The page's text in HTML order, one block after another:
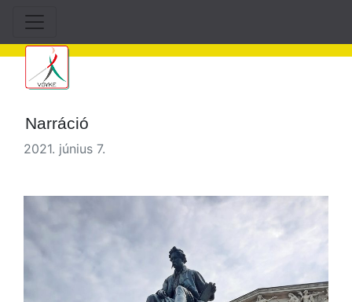
Narráció
2021. június 7.